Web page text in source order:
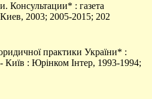
Консультации* : газета
2003; 2005-2015; 202
практики України* :
Київ : Юрінком Інтер, 1993-1994;